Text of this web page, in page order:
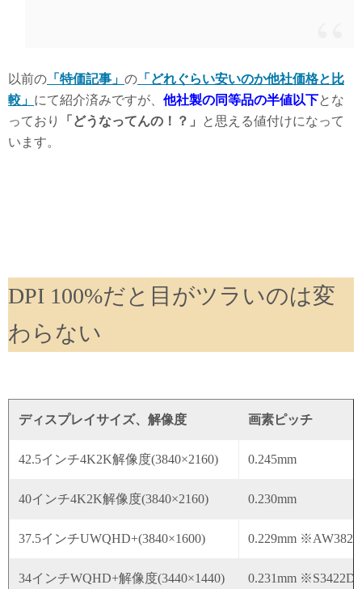
以前の 「特価記事」 の 「どれぐらい安いのか他社価格と比
較」 にて紹介済みですが、 他社製の同等品の半値以下とな
っており
「どうなってんの！？」
と思える値付けになって
います。
DPI 100%だと目がツラいのは変
わらない
ディスプレイサイズ、解像度 画素ピッチ
42.5インチ4K2K解像度(3840×2160) 0.245mm
40インチ4K2K解像度(3840×2160) 0.230mm
37.5インチUWQHD+(3840×1600) 0.229mm
34インチWQHD+解像度(3440×1440) 0.231mm